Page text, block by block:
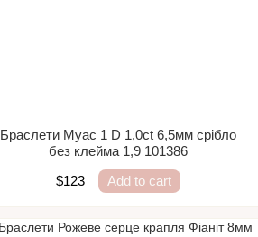
Браслети Муас 1 D 1,0ct 6,5мм срібло
без клейма 1,9 101386
$123
Add to cart